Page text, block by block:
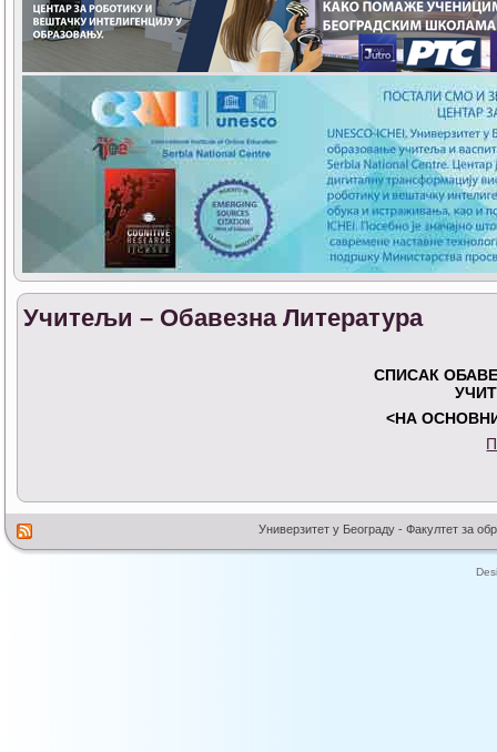
Учитељи – Обавезна Литература
СПИСАК
<НА
Универзитет у Београду - Факултет за